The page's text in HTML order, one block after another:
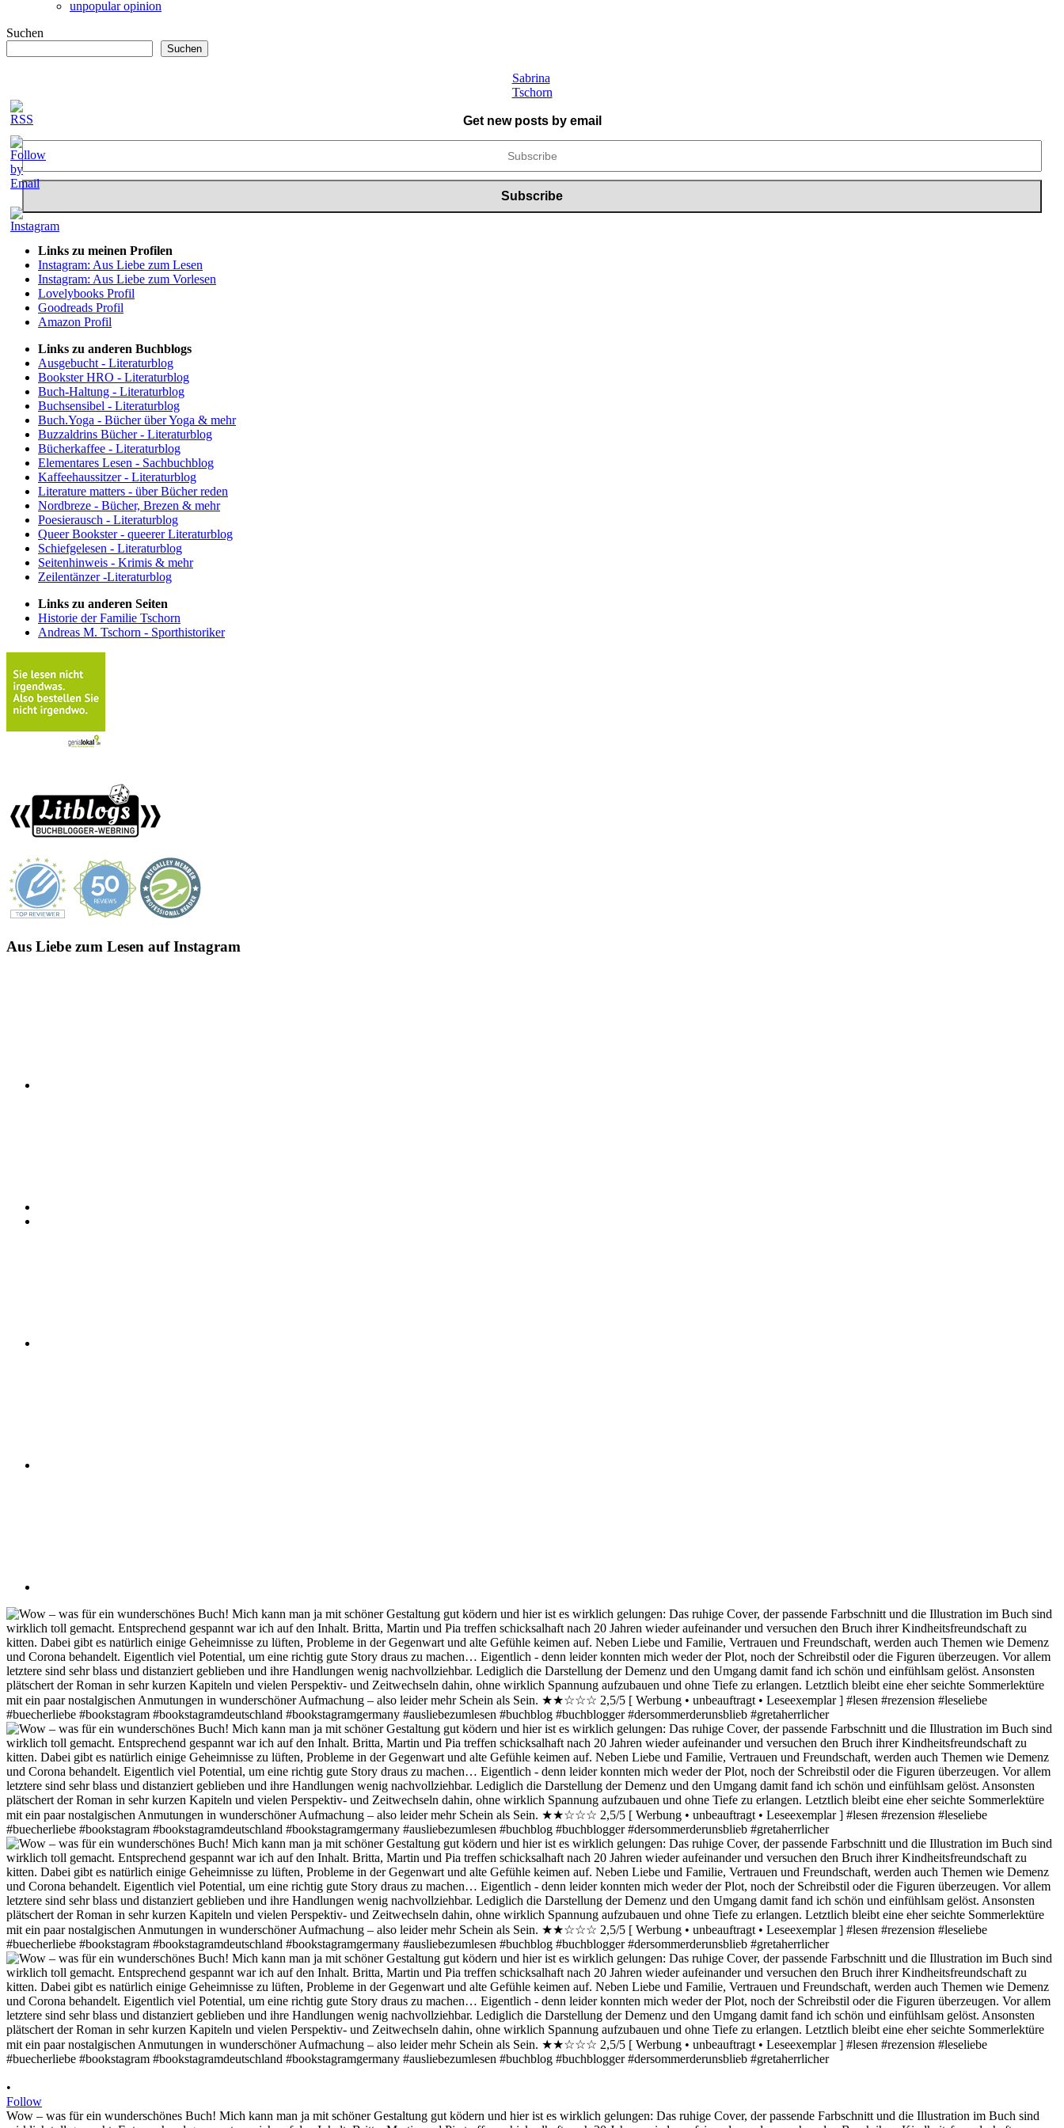
unpopular opinion
Suchen
Suchen
Sabrina
Tschorn
Get new posts by email
Links zu meinen Profilen
Instagram: Aus Liebe zum Lesen
Instagram: Aus Liebe zum Vorlesen
Lovelybooks Profil
Goodreads Profil
Amazon Profil
Links zu anderen Buchblogs
Ausgebucht - Literaturblog
Bookster HRO - Literaturblog
Buch-Haltung - Literaturblog
Buchsensibel - Literaturblog
Buch.Yoga - Bücher über Yoga & mehr
Buzzaldrins Bücher - Literaturblog
Bücherkaffee - Literaturblog
Elementares Lesen - Sachbuchblog
Kaffeehaussitzer - Literaturblog
Literature matters - über Bücher reden
Nordbreze - Bücher, Brezen & mehr
Poesierausch - Literaturblog
Queer Bookster - queerer Literaturblog
Schiefgelesen - Literaturblog
Seitenhinweis - Krimis & mehr
Zeilentänzer -Literaturblog
Links zu anderen Seiten
Historie der Familie Tschorn
Andreas M. Tschorn - Sporthistoriker
Aus Liebe zum Lesen auf Instagram
•
Follow
Wow – was für ein wunderschönes Buch! Mich kann man ja mit schöner Gestaltung gut ködern und hier ist es wirklich gelungen: Das ruhige Cover, der passende Farbschnitt und die Illustration im Buch sind